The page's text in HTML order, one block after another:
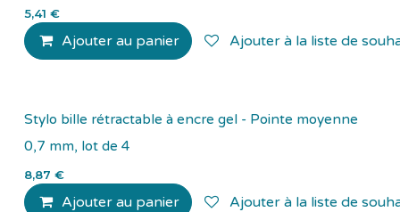
5,41 €
Ajouter au panier Ajouter à la liste de
Stylo bille rétractable à encre gel - Pointe moyenne
0,7 mm, lot de 4
8,87 €
Ajouter au panier Ajouter à la liste de